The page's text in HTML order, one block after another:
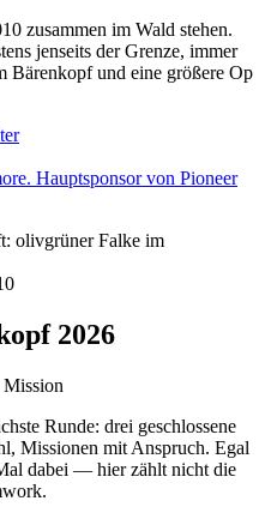
zusammen im Wald stehen.
jenseits der Grenze, immer
Bärenkopf und eine größere Op
2026
Mission
Runde: drei geschlossene
Missionen mit Anspruch. Egal
dabei — hier zählt nicht die